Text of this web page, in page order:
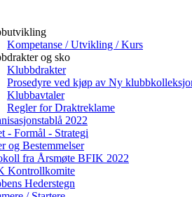
Kompetanse / Utvikling / Kurs
og sko
Klubbdrakter
Prosedyre ved kjøp av Ny
Klubbavtaler
Regler for Draktreklame
2022
- Formål - Strategi
og Bestemmelser
fra Årsmøte BFIK 2022
Kontrollkomite
Hederstegn